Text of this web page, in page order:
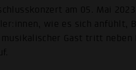
am 05. Mai
wie es sich anfühlt,
Gast tritt neben